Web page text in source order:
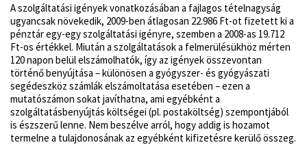
A szolgáltatási igények vonatkozásában a fajlagos tételnagyság
ugyancsak növekedik, 2009-ben átlagosan 22.986 Ft-ot fizetett ki a
pénztár egy-egy szolgáltatási igényre, szemben a 2008-as 19.712
Ft-os értékkel. Miután a szolgáltatások a felmerülésükhöz mérten
120 napon belül elszámolhatók, így az igények összevontan
történő benyújtása – különösen a gyógyszer- és gyógyászati
segédeszköz számlák elszámoltatása esetében – ezen a
mutatószámon sokat javíthatna, ami egyébként a
szolgáltatásbenyújtás költségei (pl. postaköltség) szempontjából
is észszerű lenne. Nem beszélve arról, hogy addig is hozamot
termelne a tulajdonosának az egyébként kifizetésre kerülő összeg.